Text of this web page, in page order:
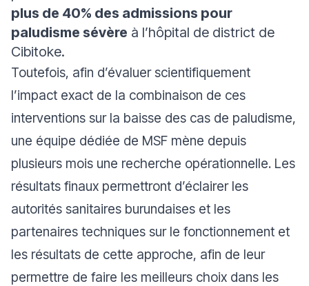
plus de 40% des admissions pour
paludisme sévère à l’hôpital de district de
Cibitoke.
Toutefois, afin d’évaluer scientifiquement
l’impact exact de la combinaison de ces
interventions sur la baisse des cas de paludisme,
une équipe dédiée de MSF mène depuis
plusieurs mois une recherche opérationnelle. Les
résultats finaux permettront d’éclairer les
autorités sanitaires burundaises et les
partenaires techniques sur le fonctionnement et
les résultats de cette approche, afin de leur
permettre de faire les meilleurs choix dans les